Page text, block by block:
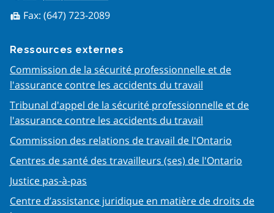
fax Fax: (647) 723-2089
Ressources externes
Commission de la sécurité professionnelle et de
l'assurance contre les accidents du travail
Tribunal d'appel de la sécurité professionnelle et de
l'assurance contre les accidents du travail
Commission des relations de travail de l'Ontario
Centres de santé des travailleurs (ses) de l'Ontario
Justice pas-à-pas
Centre d’assistance juridique en matière de droits de